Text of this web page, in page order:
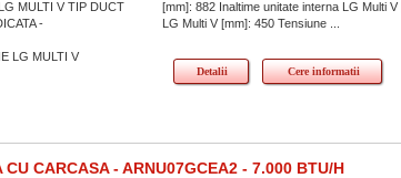
MULTI V TIP DUCT
-
LG MULTI V
[mm]: 882 Inaltime unitate interna LG Multi
LG Multi V [mm]: 450 Tensiune ...
Detalii Cere informatii
CARCASA - ARNU07GCEA2 - 7.000 BTU/H